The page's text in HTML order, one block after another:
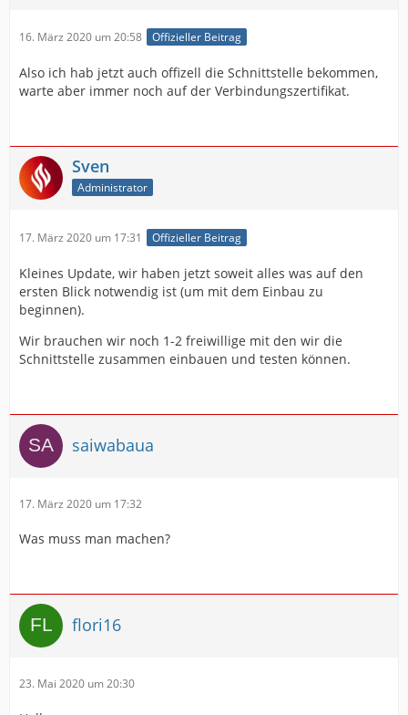
16. März 2020 um 20:58 Offizieller Beitrag
Also ich hab jetzt auch offizell die Schnittstelle bekommen,
warte aber immer noch auf der Verbindungszertifikat.
Sven
Administrator
17. März 2020 um 17:31 Offizieller Beitrag
Kleines Update, wir haben jetzt soweit alles was auf den
ersten Blick notwendig ist (um mit dem Einbau zu
beginnen).
Wir brauchen wir noch 1-2 freiwillige mit den wir die
Schnittstelle zusammen einbauen und testen können.
saiwabaua
17. März 2020 um 17:32
Was muss man machen?
flori16
23. Mai 2020 um 20:30